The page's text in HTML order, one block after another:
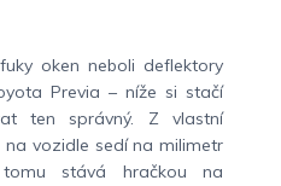
oken neboli deflektory
Previa – níže si stačí
ten správný. Z vlastní
vozidle sedí na milimetr
stává hračkou na